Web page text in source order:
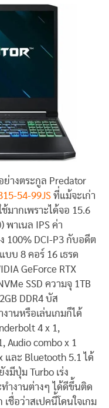
ย่างตระกูล Predator
54-99JS ที่แม้จะเก่า
มากเพราะได้จอ 15.6
พาเนล IPS ค่า
100% DCI-P3 กับอดีต
แบบ 8 คอร์ 16 เธรด
GeForce RTX
SSD ความจุ 1TB
DDR4 บัส
านหรือเล่นเกมก็ได้
4 x 1,
Audio combo x 1
และ Bluetooth 5.1 ได้
มีปุ่ม Turbo เร่ง
ำงานต่างๆ ได้ดีขึ้นติด
ชื่อว่าสเปคนี้โดนใจเกม